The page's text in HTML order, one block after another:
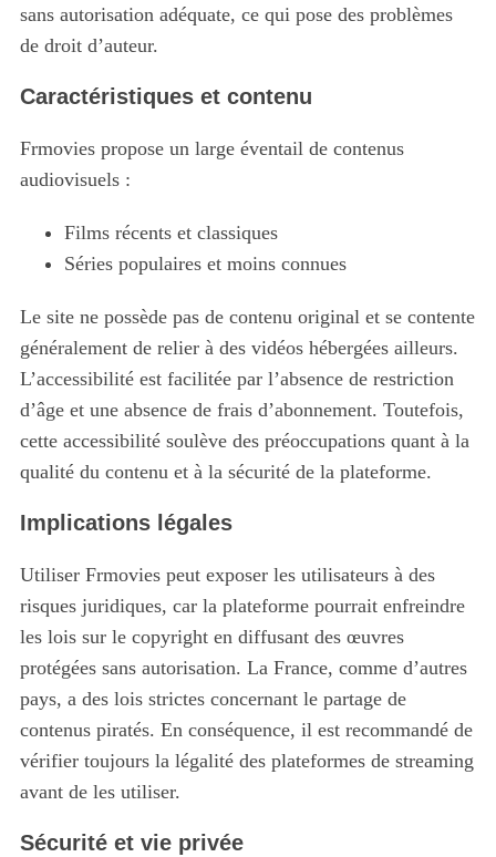
sans autorisation adéquate, ce qui pose des problèmes
de droit d’auteur.
Caractéristiques et contenu
Frmovies propose un large éventail de contenus
audiovisuels :
Films récents et classiques
Séries populaires et moins connues
Le site ne possède pas de contenu original et se contente
généralement de relier à des vidéos hébergées ailleurs.
L’accessibilité est facilitée par l’absence de restriction
d’âge et une absence de frais d’abonnement. Toutefois,
cette accessibilité soulève des préoccupations quant à la
qualité du contenu et à la sécurité de la plateforme.
Implications légales
Utiliser Frmovies peut exposer les utilisateurs à des
risques juridiques, car la plateforme pourrait enfreindre
les lois sur le copyright en diffusant des œuvres
protégées sans autorisation. La France, comme d’autres
pays, a des lois strictes concernant le partage de
contenus piratés. En conséquence, il est recommandé de
vérifier toujours la légalité des plateformes de streaming
avant de les utiliser.
Sécurité et vie privée